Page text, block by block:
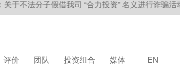
法分子假借我司 “合力投资” 名义进行诈骗活动的
评价 团队 投资组合 媒体 EN